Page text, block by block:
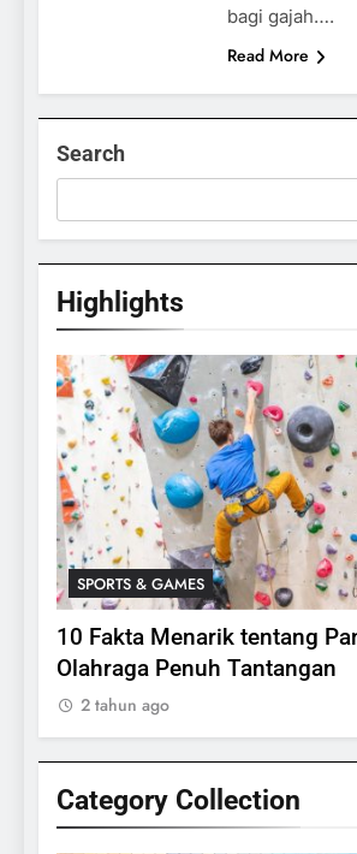
bagi gajah….
Read More
Search
Highlights
SPORTS & GAMES
10 Fakta Menarik tentang
Olahraga Penuh Tantangan
2 tahun ago
Category Collection
Apakah Benar